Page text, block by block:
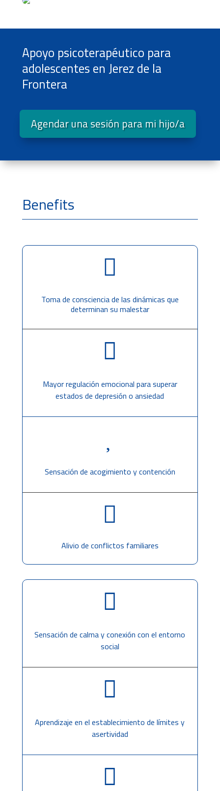
Apoyo psicoterapéutico para
adolescentes en Jerez de la
Frontera
Agendar una sesión para mi hijo/a
Benefits

Toma de consciencia de las dinámicas que
determinan su malestar

Mayor regulación emocional para superar
estados de depresión o ansiedad
Sensación de acogimiento y contención

Alivio de conflictos familiares

Sensación de calma y conexión con el entorno
social

Aprendizaje en el establecimiento de límites y
asertividad
